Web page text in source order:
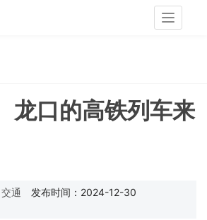
Toggle
龙口的高铁列车来
交通
发布时间：2024-12-30